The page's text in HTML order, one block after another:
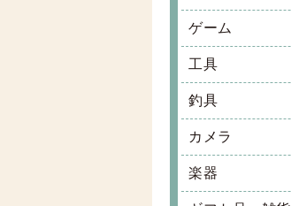
ゲーム
工具
釣具
カメラ
楽器